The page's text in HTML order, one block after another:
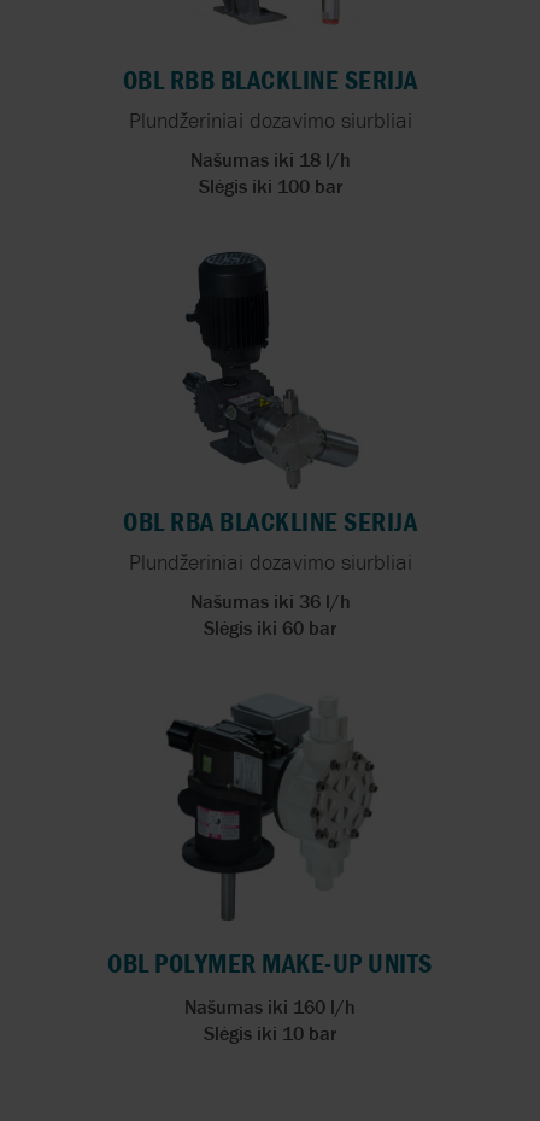
OBL RBB BLACKLINE SERIJA
Plundžeriniai dozavimo siurbliai
Našumas iki 18 l/h
Slėgis iki 100 bar
OBL RBA BLACKLINE SERIJA
Plundžeriniai dozavimo siurbliai
Našumas iki 36 l/h
Slėgis iki 60 bar
OBL POLYMER MAKE-UP UNITS
Našumas iki 160 l/h
Slėgis iki 10 bar